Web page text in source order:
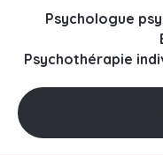
Psychologue
Psychothérapie